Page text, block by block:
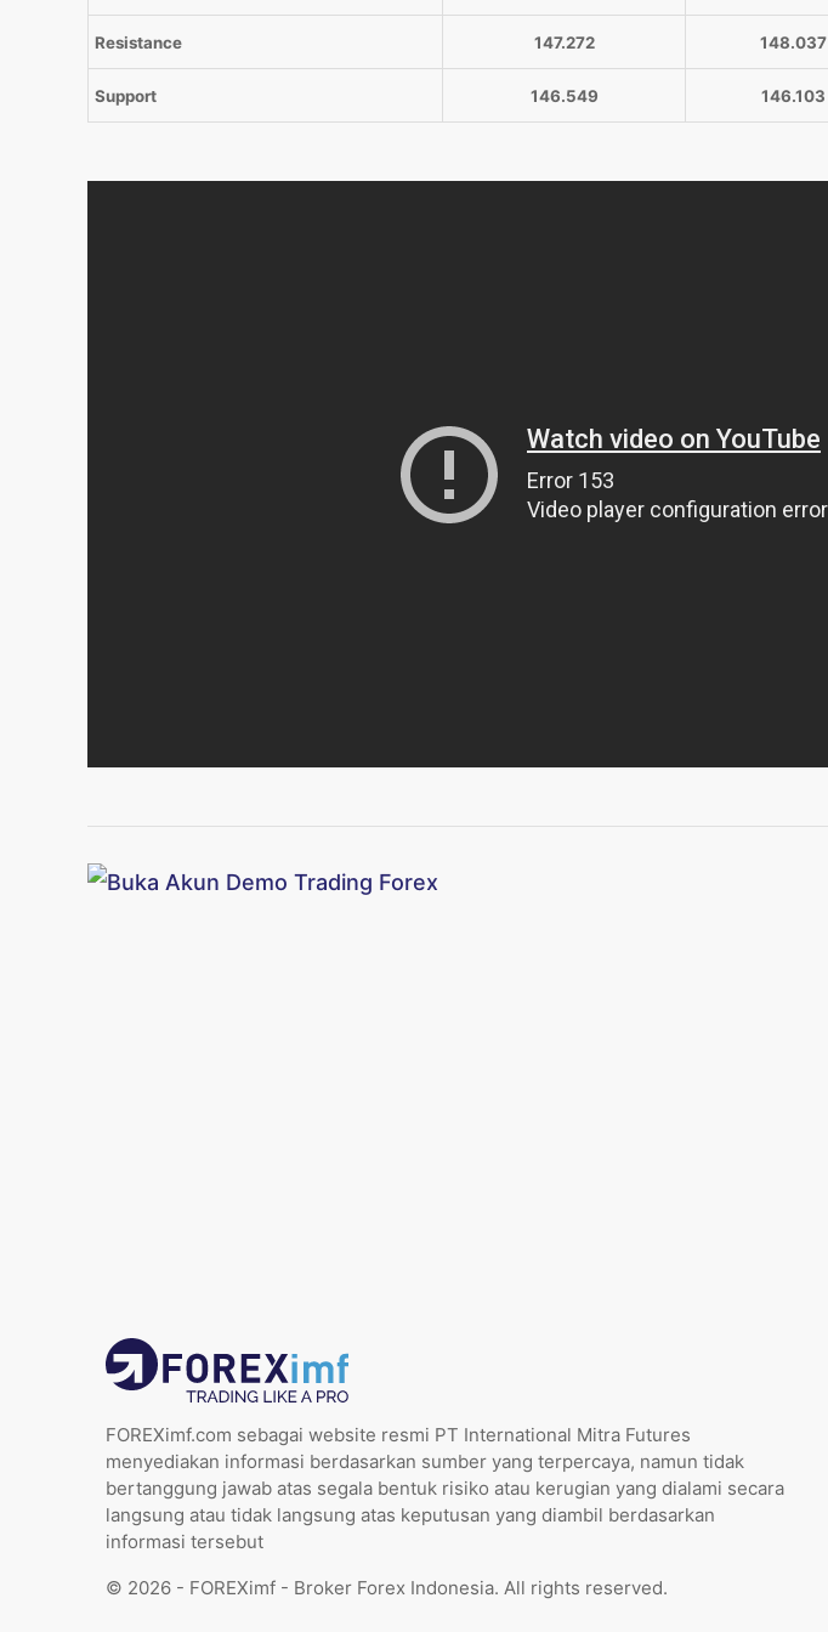
Resistance 147.272 148.037
Support 146.549 146.103
FOREXimf.com sebagai website resmi PT International Mitra Futures
menyediakan informasi berdasarkan sumber yang terpercaya, namun tidak
bertanggung jawab atas segala bentuk risiko atau kerugian yang dialami secara
langsung atau tidak langsung atas keputusan yang diambil berdasarkan
informasi tersebut
© 2026 - FOREXimf - Broker Forex Indonesia. All rights reserved.